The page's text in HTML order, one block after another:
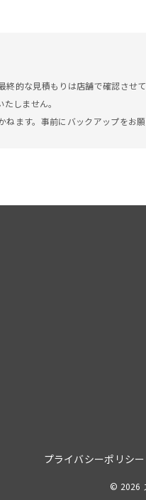
的な見積もりは店舗で確認させて
しません。
ます。事前にバックアップをお願
プライバシーポリシー
© 2026